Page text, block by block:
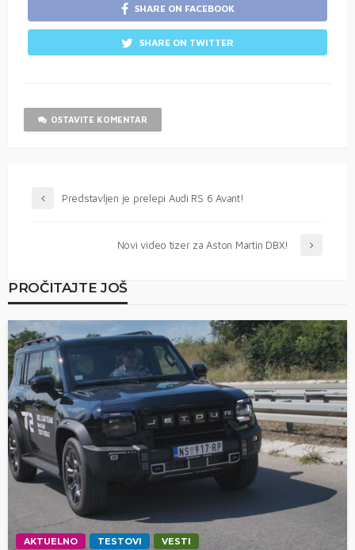
SHARE ON FACEBOOK
SHARE ON TWITTER
OSTAVITE KOMENTAR
Predstavljen je prelepi Audi RS 6 Avant!
Novi video tizer za Aston Martin DBX!
PROČITAJTE JOŠ
AKTUELNO TESTOVI VESTI